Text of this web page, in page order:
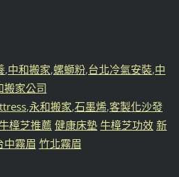
,中和搬家,螺螄粉,台北冷氣安裝,中
搬家公司
,永和搬家,石墨烯,客製化沙發
樟芝推薦 健康床墊 牛樟芝功效 新
中霧眉 竹北霧眉